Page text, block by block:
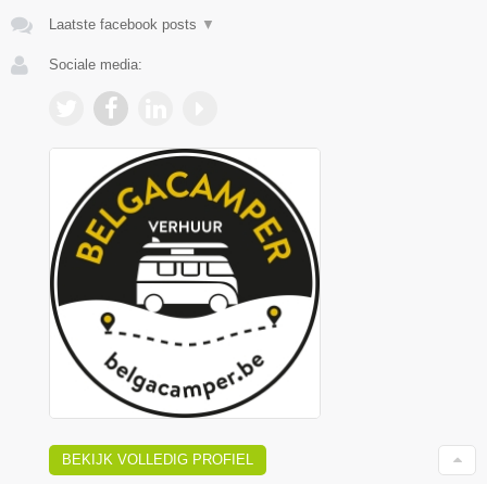
Laatste facebook posts ▼
Sociale media:
BEKIJK VOLLEDIG PROFIEL